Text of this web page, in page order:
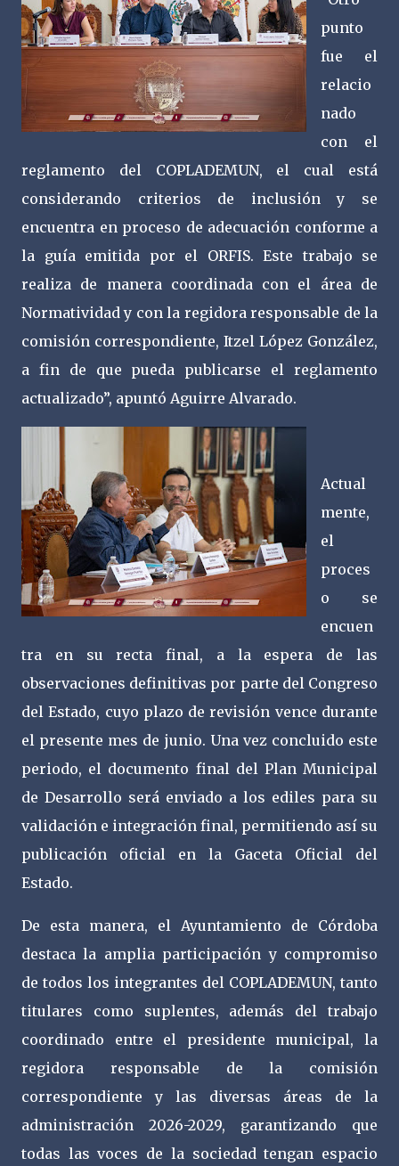
punto
fue el
relacio
nado
con el
reglamento del COPLADEMUN, el cual está
considerando criterios de inclusión y se
encuentra en proceso de adecuación conforme a
la guía emitida por el ORFIS. Este trabajo se
realiza de manera coordinada con el área de
Normatividad y con la regidora responsable de la
comisión correspondiente, Itzel López González,
a fin de que pueda publicarse el reglamento
actualizado”, apuntó Aguirre Alvarado.
Actual
mente,
el
proces
o se
encuen
tra en su recta final, a la espera de las
observaciones definitivas por parte del Congreso
del Estado, cuyo plazo de revisión vence durante
el presente mes de junio. Una vez concluido este
periodo, el documento final del Plan Municipal
de Desarrollo será enviado a los ediles para su
validación e integración final, permitiendo así su
publicación oficial en la Gaceta Oficial del
Estado.
De esta manera, el Ayuntamiento de Córdoba
destaca la amplia participación y compromiso
de todos los integrantes del COPLADEMUN, tanto
titulares como suplentes, además del trabajo
coordinado entre el presidente municipal, la
regidora responsable de la comisión
correspondiente y las diversas áreas de la
administración 2026-2029, garantizando que
todas las voces de la sociedad tengan espacio